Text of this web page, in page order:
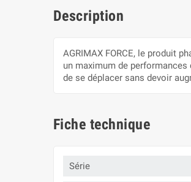
Description
AGRIMAX FORCE, le produit
un maximum de
de se déplacer sans devoir
Fiche technique
Série